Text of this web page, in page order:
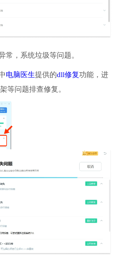
常，系统垃圾等问题。
电脑医生提供的dll修复功能，进
等问题排查修复。